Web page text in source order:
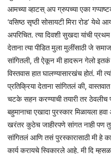
आमच्या व्हाटस् अप ग्रुपच्या एका
‘वसिष्ठ सृष्ठी सोसायटी मिरा रोड’ येथे
अपरिचित. त्या दिवशी सुखदा यांची
देताना त्या पीडित मुला मुलींसाठी जे
सांगितली, ती ऐकून मी हादरून गेलो
विस्तवास हात घालण्यासारखंच होतं. मी
प्रतिक्रिया देताना सांगितलं की,
चटके सहन करण्याची तयारी तर ठेवलीच
बहुमानाचा एखादा पुरस्कार मिळायला
खरंतर कुठेच जाहीरपणे सांगत नाही पण
सांगितलं आणि तसं पुरस्कारासाठी मी हे
कार्य करायचे स्विकारले आहे. मी दि